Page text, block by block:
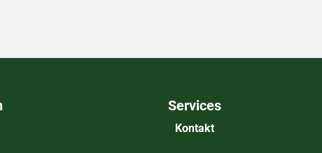
Services
Kontakt